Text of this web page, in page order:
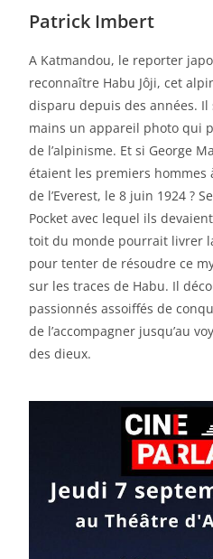
Patrick Imbert
A Katmandou, le reporter
reconnaître Habu Jôji, cet
disparu depuis des années.
mains un appareil photo qui
de l’alpinisme. Et si George
étaient les premiers
de l’Everest, le 8 juin 1924 ?
Pocket avec lequel ils
toit du monde pourrait livrer
pour tenter de résoudre ce
sur les traces de Habu. Il
passionnés assoiffés de
de l’accompagner jusqu’au
des dieux.